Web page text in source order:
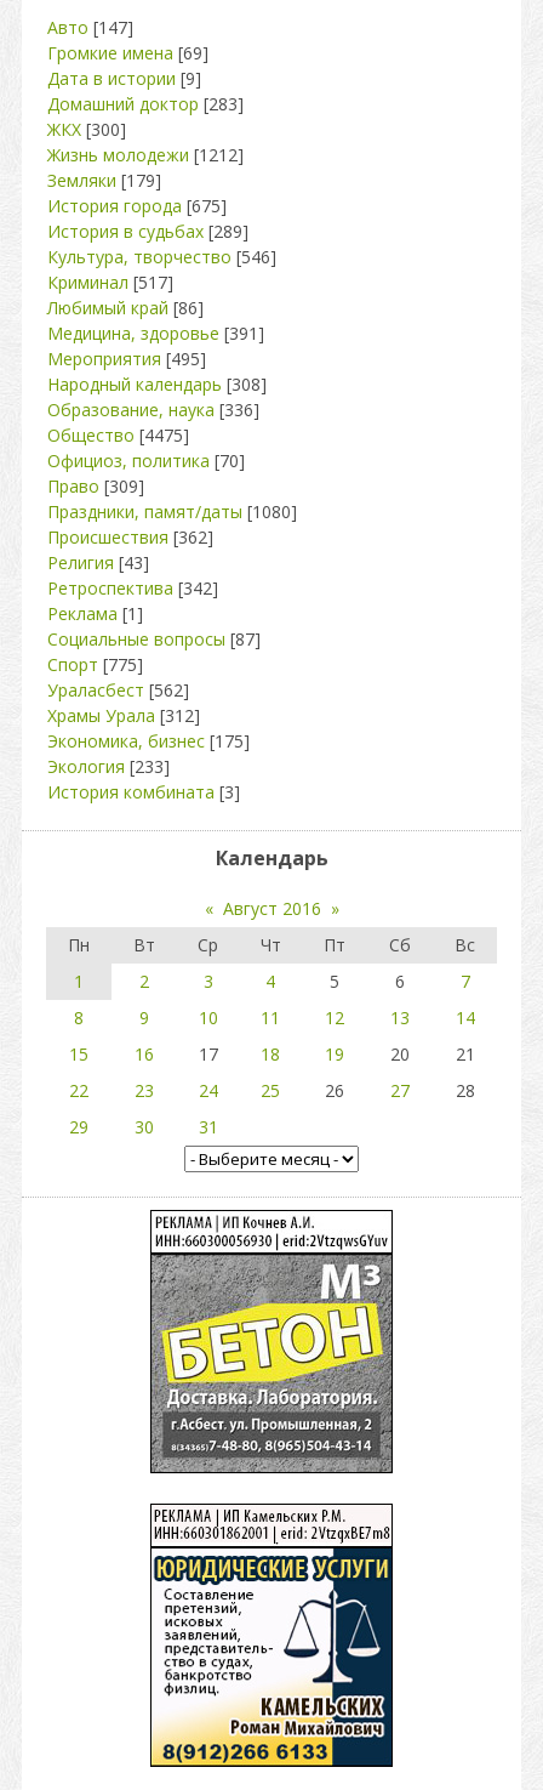
Авто [147]
Громкие имена [69]
Дата в истории [9]
Домашний доктор [283]
ЖКХ [300]
Жизнь молодежи [1212]
Земляки [179]
История города [675]
История в судьбах [289]
Культура, творчество [546]
Криминал [517]
Любимый край [86]
Медицина, здоровье [391]
Мероприятия [495]
Народный календарь [308]
Образование, наука [336]
Общество [4475]
Официоз, политика [70]
Право [309]
Праздники, памят/даты [1080]
Происшествия [362]
Религия [43]
Ретроспектива [342]
Реклама [1]
Социальные вопросы [87]
Спорт [775]
Ураласбест [562]
Храмы Урала [312]
Экономика, бизнес [175]
Экология [233]
История комбината [3]
Календарь
« Август 2016 »
Пн
Вт Ср Чт Пт Сб
Вс
1
2 3 4 5 6
7
8
9 10 11 12 13
14
15
16 17 18 19 20
21
22
23 24 25 26 27
28
29
30 31